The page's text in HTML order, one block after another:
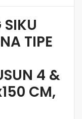
SIKU
TIPE
4 &
CM,